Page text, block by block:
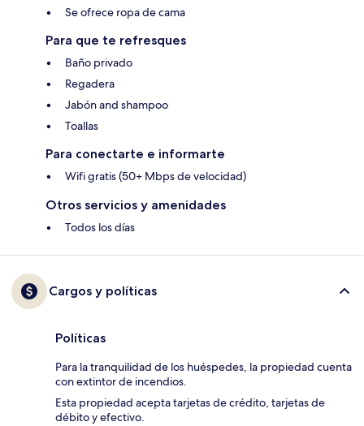
Se ofrece ropa de cama
Para que te refresques
Baño privado
Regadera
Jabón and shampoo
Toallas
Para conectarte e informarte
Wifi gratis (50+ Mbps de velocidad)
Otros servicios y amenidades
Todos los días
Cargos y políticas
Políticas
Para la tranquilidad de los huéspedes, la propiedad cuenta
con extintor de incendios.
Esta propiedad acepta tarjetas de crédito, tarjetas de
débito y efectivo.